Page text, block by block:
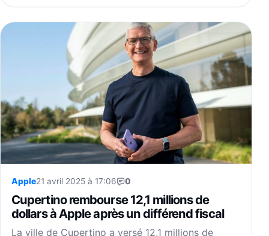
Apple21 avril 2025 à 17:06 0
Cupertino rembourse 12,1 millions de
dollars à Apple après un différend fiscal
La ville de Cupertino a versé 12,1 millions de